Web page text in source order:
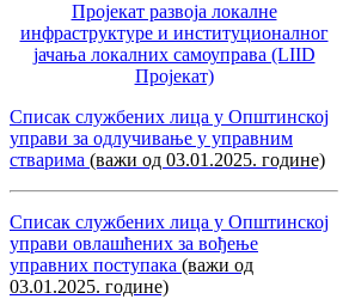
Пројекат развоја локалне
инфраструктуре и институционалног
јачања локалних самоуправa (LIID
Пројекат)
Списак службених лица у Општинској
управи за одлучивање у управним
стварима (важи од 03.01.2025. године)
Списак службених лица у Општинској
управи овлашћених за вођење
управних поступака (важи од
03.01.2025. године)